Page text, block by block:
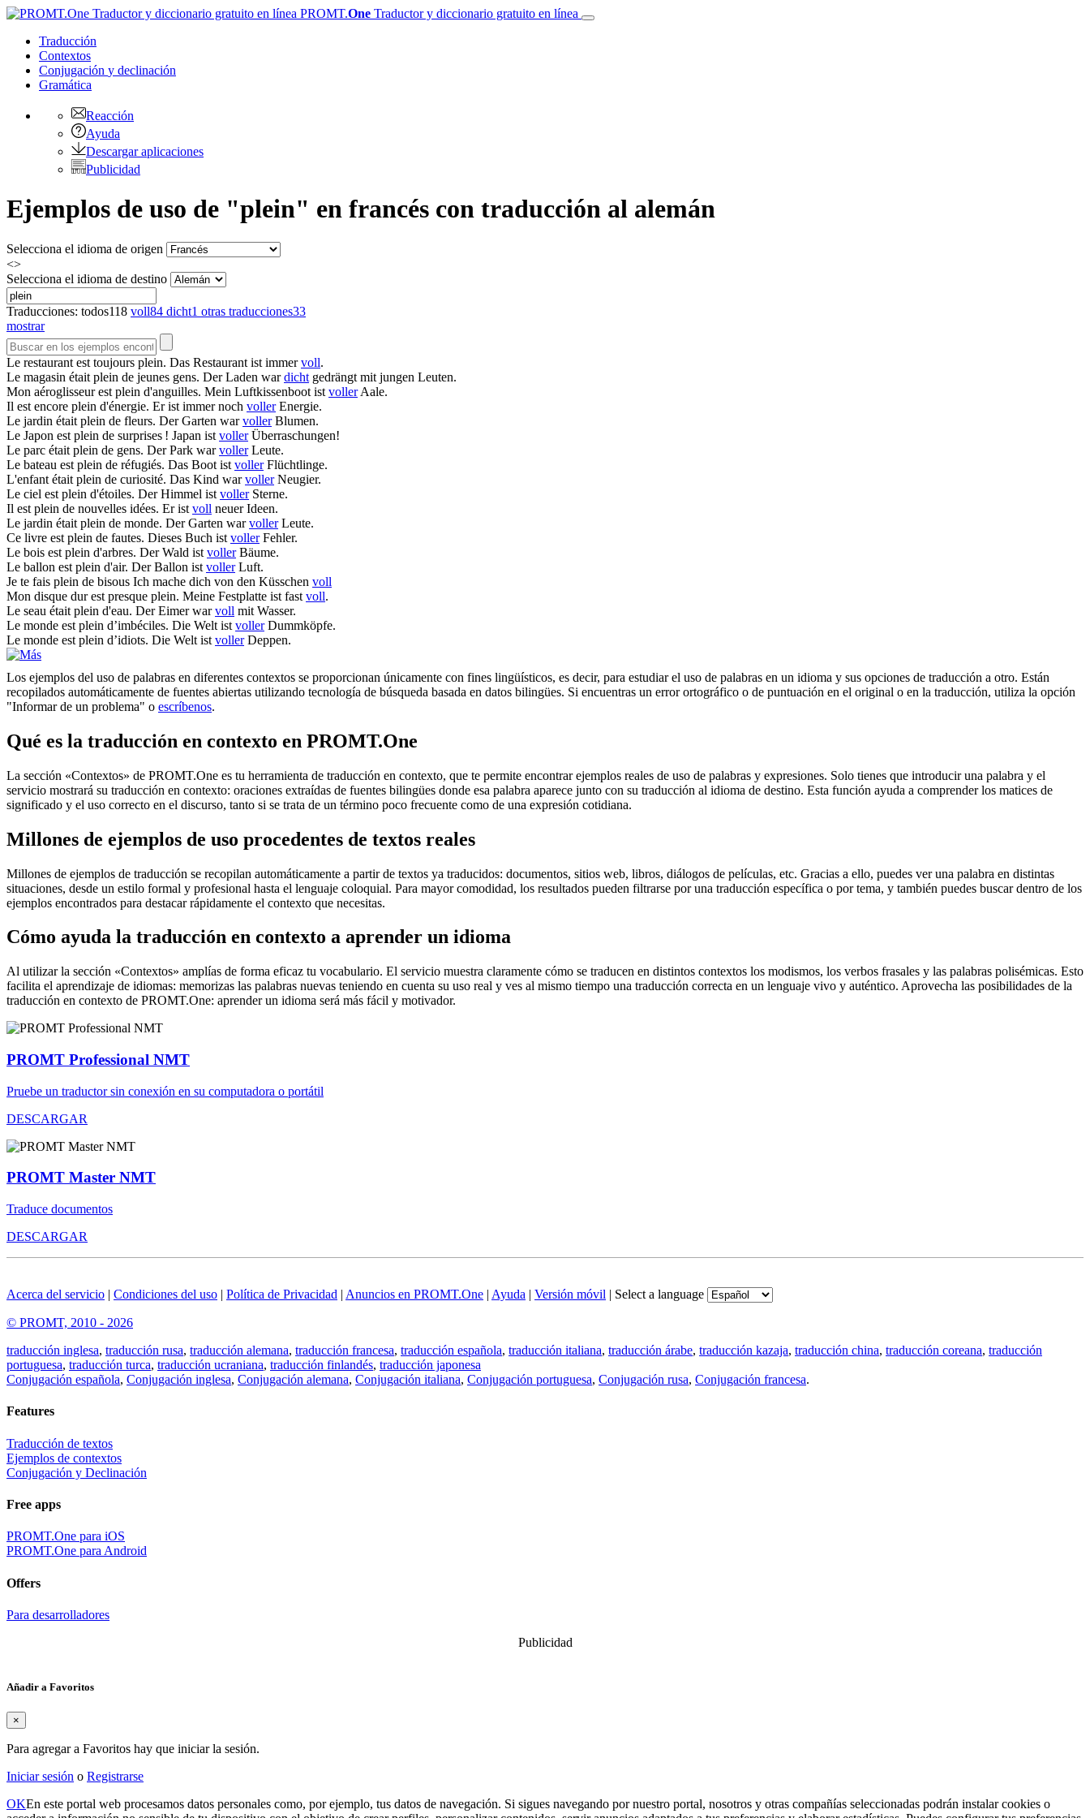
PROMT.One Traductor y diccionario gratuito en línea
Traducción
Contextos
Conjugación y declinación
Gramática
Reacción
Ayuda
Descargar aplicaciones
Publicidad
Ejemplos de uso de "plein" en francés con traducción al alemán
Selecciona el idioma de origen
<>
Selecciona el idioma de destino
Traducciones: todos118 voll84 dicht1 otras traducciones33
mostrar
Le restaurant est toujours plein. Das Restaurant ist immervoll.
Le magasin était plein de jeunes gens. Der Laden wardicht gedrängt mit jungen Leuten.
Mon aéroglisseur est plein d'anguilles. Mein Luftkissenboot ist vollerAale.
Il est encore plein d'énergie. Er ist immer noch vollerEnergie.
Le jardin était plein de fleurs. Der Garten warvollerBlumen.
Le Japon est plein de surprises ! Japan ist vollerÜberraschungen!
Le parc était plein de gens. Der Park warvollerLeute.
Le bateau est plein de réfugiés. Das Boot ist vollerFlüchtlinge.
L'enfant était plein de curiosité. Das Kind warvollerNeugier.
Le ciel est plein d'étoiles. Der Himmel ist vollerSterne.
Il est plein de nouvelles idées. Er ist voll neuer Ideen.
Le jardin était plein de monde. Der Garten warvollerLeute.
Ce livre est plein de fautes. Dieses Buch ist vollerFehler.
Le bois est plein d'arbres. Der Wald ist vollerBäume.
Le ballon est plein d'air. Der Ballon ist vollerLuft.
Je te fais plein de bisous Ich mache dich von den Küsschen voll
Mon disque dur est presque plein. Meine Festplatte ist fast voll.
Le seau était plein d'eau. Der Eimer warvoll mit Wasser.
Le monde est plein d’imbéciles. Die Welt ist vollerDummköpfe.
Le monde est plein d’idiots. Die Welt ist vollerDeppen.
Los ejemplos del uso de palabras en diferentes contextos se proporcionan únicamente con fines lingüísticos, es decir, para estudiar el uso de palabras en un idioma y sus opciones de traducción a otro. Están
recopilados automáticamente de fuentes abiertas utilizando tecnología de búsqueda basada en datos bilingües. Si encuentras un error ortográfico o de puntuación en el original o en la traducción, utiliza la opción
"Informar de un problema" o escríbenos.
Qué es la traducción en contexto en PROMT.One
La sección «Contextos» de PROMT.One es tu herramienta de traducción en contexto, que te permite encontrar ejemplos reales de uso de palabras y expresiones. Solo tienes que introducir una palabra y el
servicio mostrará su traducción en contexto: oraciones extraídas de fuentes bilingües donde esa palabra aparece junto con su traducción al idioma de destino. Esta función ayuda a comprender los matices de
significado y el uso correcto en el discurso, tanto si se trata de un término poco frecuente como de una expresión cotidiana.
Millones de ejemplos de uso procedentes de textos reales
Millones de ejemplos de traducción se recopilan automáticamente a partir de textos ya traducidos: documentos, sitios web, libros, diálogos de películas, etc. Gracias a ello, puedes ver una palabra en distintas
situaciones, desde un estilo formal y profesional hasta el lenguaje coloquial. Para mayor comodidad, los resultados pueden filtrarse por una traducción específica o por tema, y también puedes buscar dentro de los
ejemplos encontrados para destacar rápidamente el contexto que necesitas.
Cómo ayuda la traducción en contexto a aprender un idioma
Al utilizar la sección «Contextos» amplías de forma eficaz tu vocabulario. El servicio muestra claramente cómo se traducen en distintos contextos los modismos, los verbos frasales y las palabras polisémicas. Esto
facilita el aprendizaje de idiomas: memorizas las palabras nuevas teniendo en cuenta su uso real y ves al mismo tiempo una traducción correcta en un lenguaje vivo y auténtico. Aprovecha las posibilidades de la
traducción en contexto de PROMT.One: aprender un idioma será más fácil y motivador.
PROMT Professional NMT
Pruebe un traductor sin conexión en su computadora o portátil
DESCARGAR
PROMT Master NMT
Traduce documentos
DESCARGAR
Acerca del servicio | Condiciones del uso | Política de Privacidad | Anuncios en PROMT.One | Ayuda | Versión móvil | Select a language
© PROMT, 2010 - 2026
traducción inglesa, traducción rusa, traducción alemana, traducción francesa, traducción española, traducción italiana, traducción árabe, traducción kazaja, traducción china, traducción coreana, traducción
portuguesa, traducción turca, traducción ucraniana, traducción finlandés, traducción japonesa
Conjugación española, Conjugación inglesa, Conjugación alemana, Conjugación italiana, Conjugación portuguesa, Conjugación rusa, Conjugación francesa.
Features
Traducción de textos
Ejemplos de contextos
Conjugación y Declinación
Free apps
PROMT.One para iOS
PROMT.One para Android
Offers
Para desarrolladores
Publicidad
Añadir a Favoritos
×
Para agregar a Favoritos hay que iniciar la sesión.
Iniciar sesión o Registrarse
OKEn este portal web procesamos datos personales como, por ejemplo, tus datos de navegación. Si sigues navegando por nuestro portal, nosotros y otras compañías seleccionadas podrán instalar cookies o